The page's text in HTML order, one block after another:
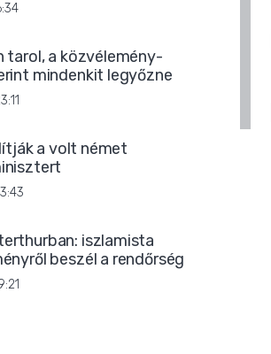
tarol, a közvélemény-
mindenkit legyőzne
a volt német
iszlamista
beszél a rendőrség